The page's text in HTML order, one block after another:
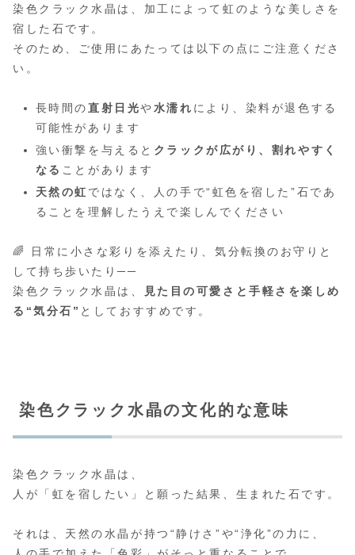
染色クラック水晶は、加工によって虹のような美しさを
宿した石です。
そのため、ご使用にあたっては以下の点にご注意くださ
い。
長時間の直射日光や水濡れ により、染料が退色する
可能性があります
強い衝撃を与えると クラックが広がり、割れやすく
なる ことがあります
天然の虹 ではなく、人の手で“虹色を宿した”石であ
ることを理解したうえで楽しんでください
🌈 日常に小さな彩りを添えたり、気分転換のお守りと
して持ち歩いたり──
染色クラック水晶は、
見た目の可愛さと手軽さを楽しめ
る“気分石” としておすすめです。
染色クラック水晶の文化的な意味
染色クラック水晶は、
人が「虹を宿したい」と願った結果、生まれた石です。
それは、天然の水晶が持つ“静けさ”や“浄化”の力に、